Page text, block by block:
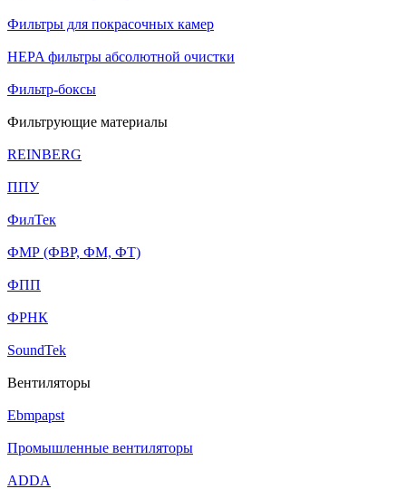
Фильтры для покрасочных камер
HEPA фильтры абсолютной очистки
Фильтр-боксы
Фильтрующие материалы
REINBERG
ППУ
ФилТек
ФМР (ФВР, ФМ, ФТ)
ФПП
ФРНК
SoundTek
Вентиляторы
Ebmpapst
Промышленные вентиляторы
ADDA